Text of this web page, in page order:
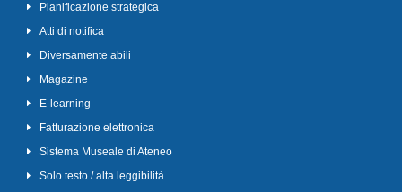
Pianificazione strategica
Atti di notifica
Diversamente abili
Magazine
E-learning
Fatturazione elettronica
Sistema Museale di Ateneo
Solo testo / alta leggibilità